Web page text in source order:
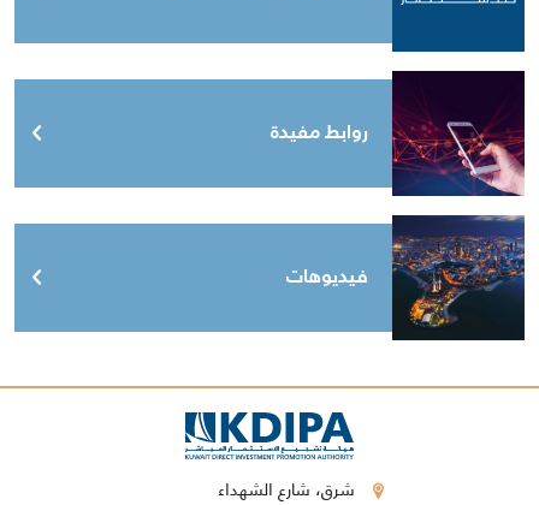
روابط مفيدة
فيديوهات
شرق، شارع الشهداء